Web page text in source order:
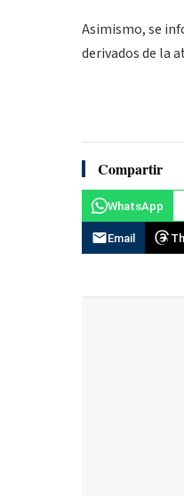
Asimismo, se
derivados de la
Compartir
WhatsApp
Email